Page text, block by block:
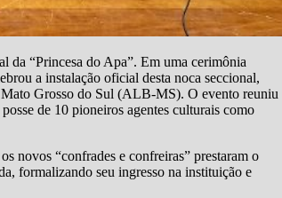
da “Princesa do Apa”. Em uma cerimônia
a instalação oficial desta noca seccional,
Grosso do Sul (ALB-MS). O evento reuniu
de 10 pioneiros agentes culturais como
novos “confrades e confreiras” prestaram o
formalizando seu ingresso na instituição e